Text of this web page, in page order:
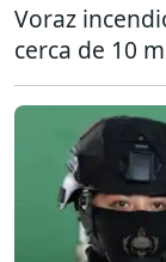
Voraz
cerca de 10